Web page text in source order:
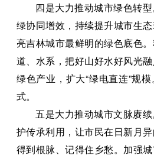
四是大力推动城市绿色转
绿协同增效，持续提升城市生
亮吉林城市最鲜明的绿色底色
道、水系，把好山好水好风光
绿色产业，扩大“绿电直连”规
式。
五是大力推动城市文脉赓
护传承利用，让市民在日新月
得到根脉、记得住乡愁。加强